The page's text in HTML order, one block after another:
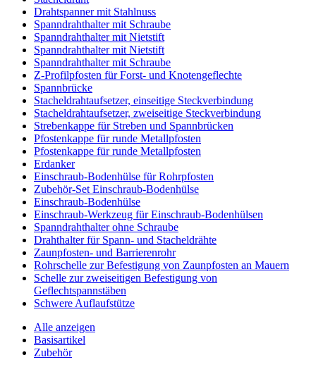
Drahtspanner mit Stahlnuss
Spanndrahthalter mit Schraube
Spanndrahthalter mit Nietstift
Spanndrahthalter mit Nietstift
Spanndrahthalter mit Schraube
Z-Profilpfosten für Forst- und Knotengeflechte
Spannbrücke
Stacheldrahtaufsetzer, einseitige Steckverbindung
Stacheldrahtaufsetzer, zweiseitige Steckverbindung
Strebenkappe für Streben und Spannbrücken
Pfostenkappe für runde Metallpfosten
Pfostenkappe für runde Metallpfosten
Erdanker
Einschraub-Bodenhülse für Rohrpfosten
Zubehör-Set Einschraub-Bodenhülse
Einschraub-Bodenhülse
Einschraub-Werkzeug für Einschraub-Bodenhülsen
Spanndrahthalter ohne Schraube
Drahthalter für Spann- und Stacheldrähte
Zaunpfosten- und Barrierenrohr
Rohrschelle zur Befestigung von Zaunpfosten an Mauern
Schelle zur zweiseitigen Befestigung von
Geflechtspannstäben
Schwere Auflaufstütze
Alle anzeigen
Basisartikel
Zubehör